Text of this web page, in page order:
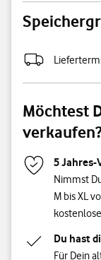
Farbe
Speichergröße
Möchtest
5 Jahres-
Nimmst
M bis XL
Du hast
Für Dein